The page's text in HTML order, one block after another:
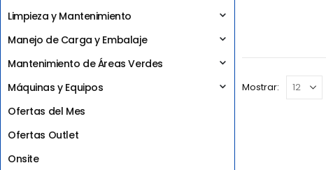
Mostrar:
Limpieza y Mantenimiento
Manejo de Carga y Embalaje
Mantenimiento de Áreas Verdes
Máquinas y Equipos
Ofertas del Mes
Ofertas Outlet
Onsite